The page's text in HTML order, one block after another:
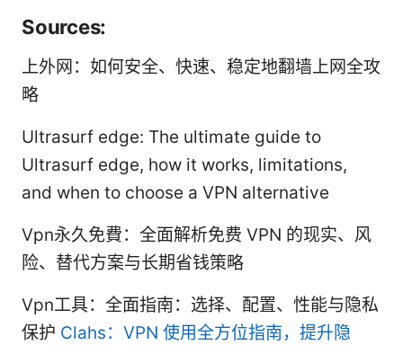
Sources:
上外网：如何安全、快速、稳定地翻墙上网全攻
略
Ultrasurf edge: The ultimate guide to
Ultrasurf edge, how it works, limitations,
and when to choose a VPN alternative
Vpn永久免費：全面解析免费 VPN 的现实、风
险、替代方案与长期省钱策略
Vpn工具：全面指南：选择、配置、性能与隐私
保护 Clahs：VPN 使用全方位指南，提升隐